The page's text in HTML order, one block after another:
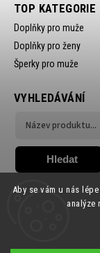
Aby se vám u nás
TOP KATEGORIE
Doplňky pro muže
Doplňky pro ženy
Šperky pro muže
VYHLEDÁVÁNÍ
Hledat